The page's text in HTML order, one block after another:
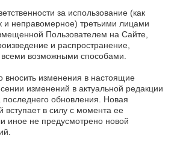
за использование (как
и неправомерное) третьими лицами
Пользователем на Сайте,
и распространение,
возможными способами.
вносить изменения в настоящие
изменений в актуальной редакции
последнего обновления. Новая
вступает в силу с момента ее
иное не предусмотрено новой